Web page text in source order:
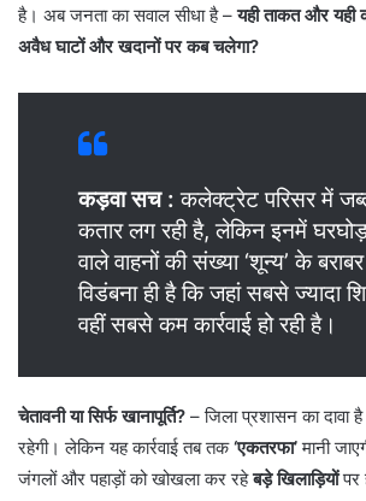
है। अब जनता का सवाल सीधा है –यही ताकत और यही
अवैध घाटों और खदानों पर कब चलेगा?
कड़वा सच : कलेक्ट्रेट परिसर में
कतार लग रही है, लेकिन इनमें
वाले वाहनों की संख्या ‘शून्य’ के
विडंबना ही है कि जहां सबसे ज्यादा
वहीं सबसे कम कार्रवाई हो रही है।
चेतावनी या सिर्फ खानापूर्ति? – जिला प्रशासन का दावा है
रहेगी। लेकिन यह कार्रवाई तब तक‘एकतरफा’मानी
जंगलों और पहाड़ों को खोखला कर रहेबड़े खिलाड़ियोंपर